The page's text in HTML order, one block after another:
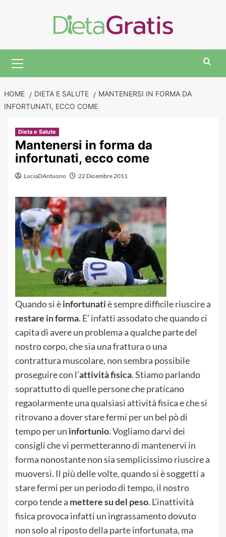
Menu
HOME DIETA E SALUTE
MANTENERSI IN FORMA DA
INFORTUNATI, ECCO COME
Dieta e Salute
Mantenersi in forma da
infortunati, ecco come
LuciaDAntuono 22 Dicembre 2011
Quando si èinfortunatiè sempre difficile riuscire a
restare in forma. E’ infatti assodato che quando ci
capita di avere un problema a qualche parte del
nostro corpo, che sia una frattura o una
contrattura muscolare, non sembra possibile
proseguire con l’attività fisica. Stiamo parlando
soprattutto di quelle persone che praticano
regaolarmente una qualsiasi attività fisica e che si
ritrovano a dover stare fermi per un bel pò di
tempo per un infortunio. Vogliamo darvi dei
consigli che vi permetteranno di mantenervi in
forma nonostante non sia semplicissimo riuscire a
muoversi. Il più delle volte, quando si è soggetti a
stare fermi per un periodo di tempo, il nostro
corpo tende a mettere su del peso. L’inattività
fisica provoca infatti un ingrassamento dovuto
non solo al riposto della parte infortunata, ma